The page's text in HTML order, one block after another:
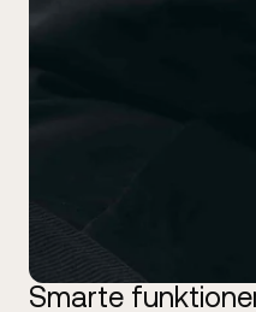
Smarte